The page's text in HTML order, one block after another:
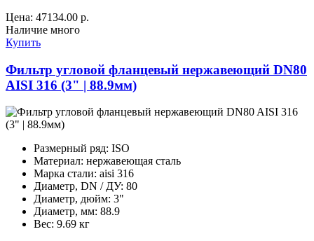
Цена: 47134.00 р.
Наличие много
Купить
Фильтр угловой фланцевый нержавеющий DN80
AISI 316 (3" | 88.9мм)
Размерный ряд: ISO
Материал: нержавеющая сталь
Марка стали: aisi 316
Диаметр, DN / ДУ: 80
Диаметр, дюйм: 3"
Диаметр, мм: 88.9
Вес: 9.69 кг